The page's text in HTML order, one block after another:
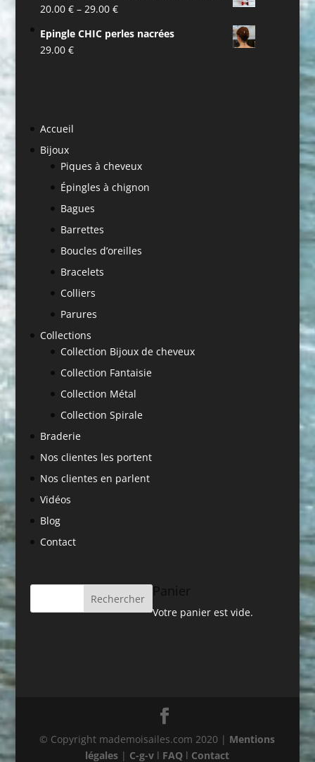
20.00 €– 29.00 €
Epingle CHIC perles nacrées
29.00 €
Accueil
Bijoux
Piques à cheveux
Épingles à chignon
Bagues
Barrettes
Boucles d’oreilles
Bracelets
Colliers
Parures
Collections
Collection Bijoux de cheveux
Collection Fantaisie
Collection Métal
Collection Spirale
Braderie
Nos clientes les portent
Nos clientes en parlent
Vidéos
Blog
Contact
Panier
Votre panier est vide.
© Copyright mademoisailes.com 2020 | Mentions
légales | C-g-v l FAQ l Contact